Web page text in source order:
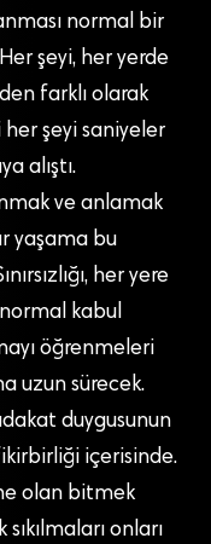
normal bir
şeyi, her yerde
farklı olarak
şeyi saniyeler
alıştı.
ve anlamak
yaşama bu
her yere
kabul
öğrenmeleri
uzun sürecek.
duygusunun
içerisinde.
olan bitmek
onları